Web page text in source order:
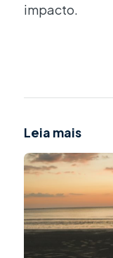
impacto.
Leia mais